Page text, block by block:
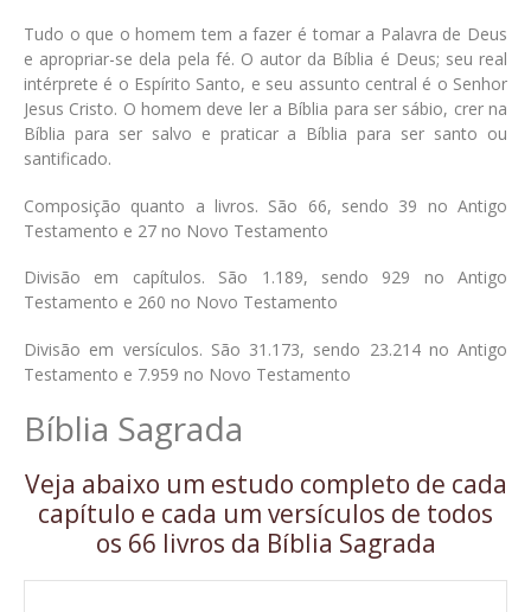
Tudo o que o homem tem a fazer é tomar a Palavra de Deus
e apropriar-se dela pela fé. O autor da Bíblia é Deus; seu real
intérprete é o Espírito Santo, e seu assunto central é o Senhor
Jesus Cristo. O homem deve ler a Bíblia para ser sábio, crer na
Bíblia para ser salvo e praticar a Bíblia para ser santo ou
santificado.
Composição quanto a livros. São 66, sendo 39 no Antigo
Testamento e 27 no Novo Testamento
Divisão em capítulos. São 1.189, sendo 929 no Antigo
Testamento e 260 no Novo Testamento
Divisão em versículos. São 31.173, sendo 23.214 no Antigo
Testamento e 7.959 no Novo Testamento
Bíblia Sagrada
Veja abaixo um estudo completo de cada
capítulo e cada um versículos de todos
os 66 livros da Bíblia Sagrada